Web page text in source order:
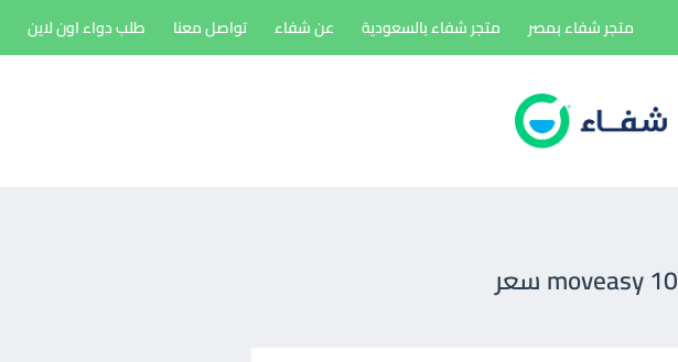
إلى
متجر شفاء بمصر متجر شفاء بالسعودية عن شفاء تواصل معنا طلب دواء اون لاين
moveasy 10 سعر